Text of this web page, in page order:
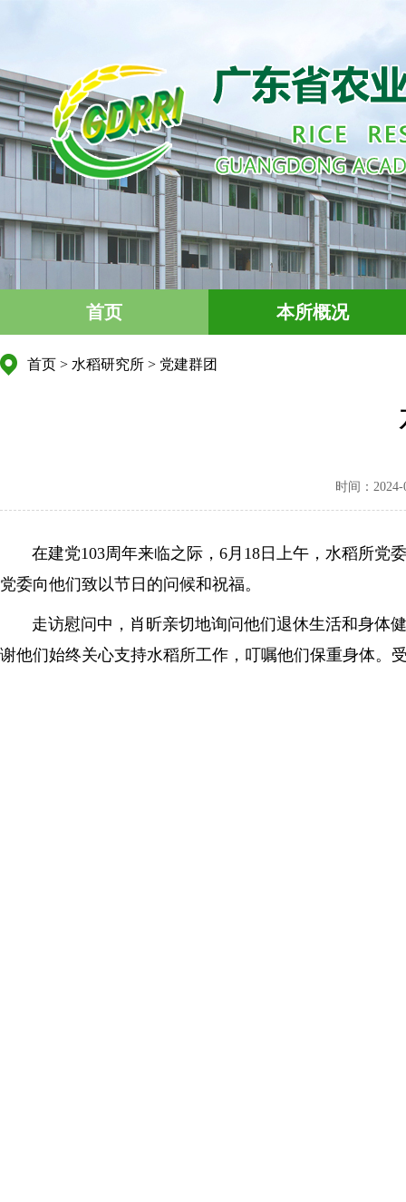
首页 本所概况
首页 > 水稻研究所 > 党建群团
时间：2024-
在建党103周年来临之际，6月18日上午，水稻所党
党委向他们致以节日的问候和祝福。
走访慰问中，肖昕亲切地询问他们退休生活和身体健
谢他们始终关心支持水稻所工作，叮嘱他们保重身体。